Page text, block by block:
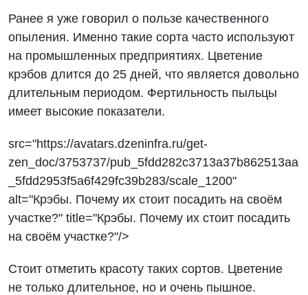
Ранее я уже говорил о пользе качественного
опыления. Именно такие сорта часто используют
на промышленных предприятиях. Цветение
крэбов длится до 25 дней, что является довольно
длительным периодом. Фертильность пыльцы
имеет высокие показатели.
src="https://avatars.dzeninfra.ru/get-
zen_doc/3753737/pub_5fdd282c3713a37b862513aa
_5fdd2953f5a6f429fc39b283/scale_1200"
alt="Крэбы. Почему их стоит посадить на своём
участке?" title="Крэбы. Почему их стоит посадить
на своём участке?"/>
Стоит отметить красоту таких сортов. Цветение
не только длительное, но и очень пышное.